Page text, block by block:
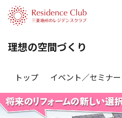
理想の空間づくり
トップ イベント／セミナー